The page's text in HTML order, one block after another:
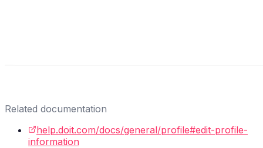
Related documentation
help.doit.com/docs/general/profile#edit-profile-
information